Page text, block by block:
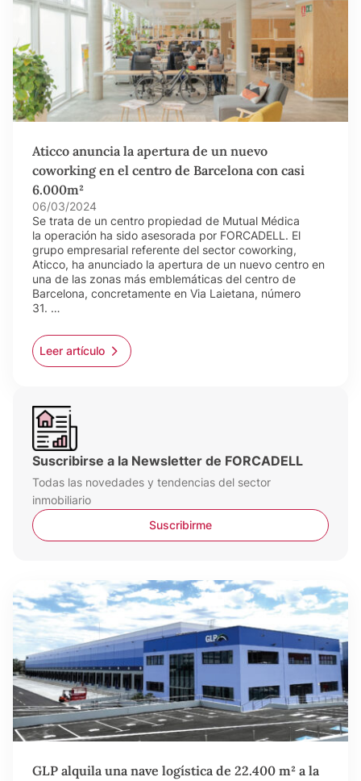
Aticco anuncia la apertura de un nuevo
coworking en el centro de Barcelona con casi
6.000m²
06/03/2024
Se trata de un centro propiedad de Mutual Médica
la operación ha sido asesorada por FORCADELL. El
grupo empresarial referente del sector coworking,
Aticco, ha anunciado la apertura de un nuevo centro en
una de las zonas más emblemáticas del centro de
Barcelona, concretamente en Via Laietana, número
31. …
Leer artículo
Suscribirse a la Newsletter de FORCADELL
Todas las novedades y tendencias del sector
inmobiliario
Suscribirme
GLP alquila una nave logística de 22.400 m² a la